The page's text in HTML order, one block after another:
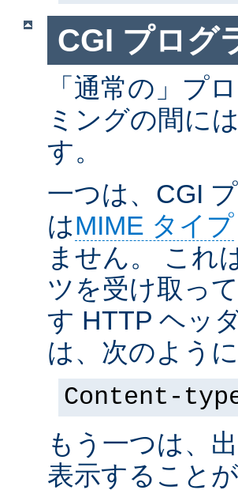
CGI プログ
「通常の」プ
ミングの間に
す。
一つは、CGI
はMIME タイプ
ません。 これ
ツを受け取っ
す HTTP ヘッ
は、次のよう
Content-
もう一つは、
表示すること